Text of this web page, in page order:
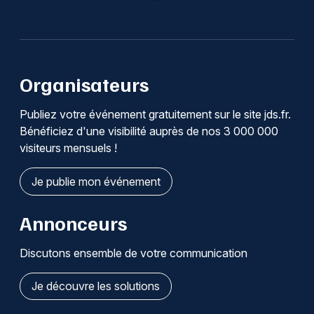
Organisateurs
Publiez votre événement gratuitement sur le site jds.fr.
Bénéficiez d'une visibilité auprès de nos 3 000 000
visiteurs mensuels !
Je publie mon événement
Annonceurs
Discutons ensemble de votre communication
Je découvre les solutions